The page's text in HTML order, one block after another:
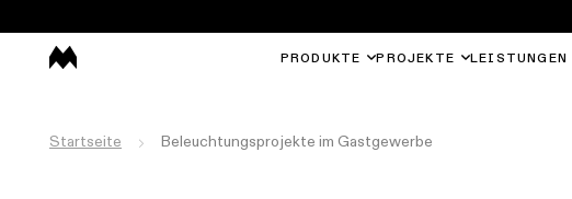
PRODUKTE PROJEKTE LEISTUNGEN
Startseite Beleuchtungsprojekte im Gastgewerbe